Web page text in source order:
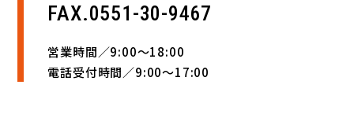
FAX.0551-30-9467
営業時間／9:00〜18:00
電話受付時間／9:00〜17:00